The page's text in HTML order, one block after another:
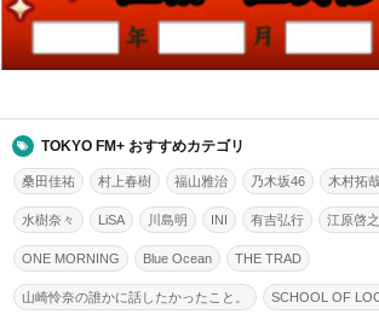
TOKYO FM+ おすすめカテゴリ
桑田佳祐 村上春樹 福山雅治 乃木坂46 木村拓
水樹奈々 LiSA 川島明 INI 有吉弘行 江原啓
ONE MORNING Blue Ocean THE TRAD
山崎怜奈の誰かに話したかったこと。 SCHOOL OF